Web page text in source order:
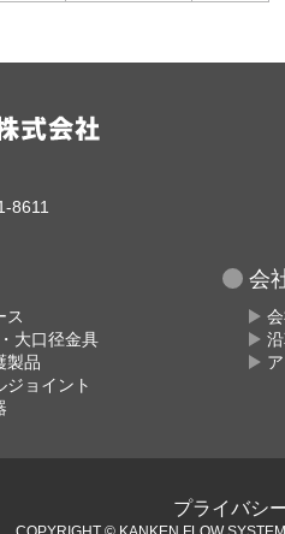
8611
ス
大口径金具
製品
ジョイント
会
プライバシ